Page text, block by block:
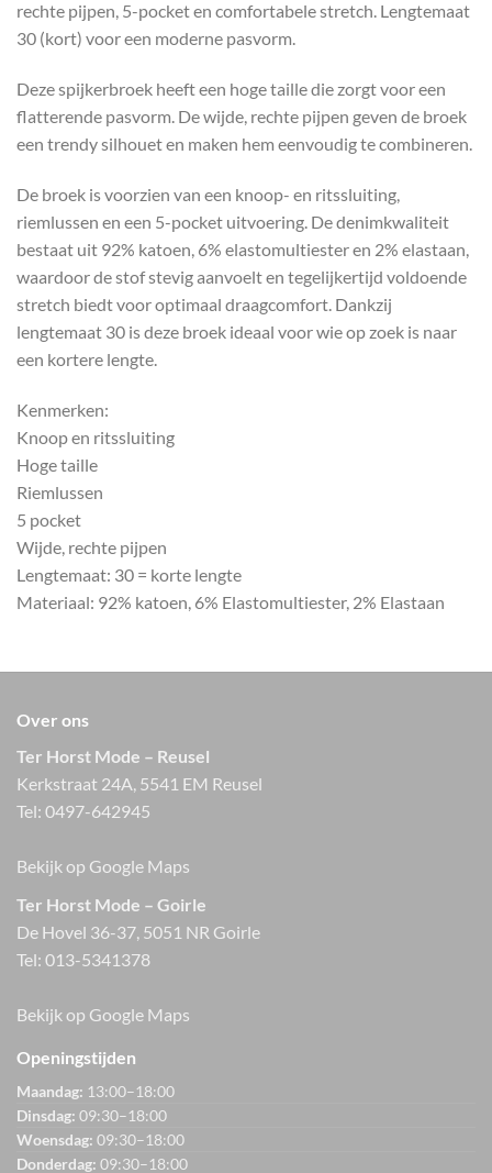
rechte pijpen, 5-pocket en comfortabele stretch. Lengtemaat
30 (kort) voor een moderne pasvorm.
Deze spijkerbroek heeft een hoge taille die zorgt voor een
flatterende pasvorm. De wijde, rechte pijpen geven de broek
een trendy silhouet en maken hem eenvoudig te combineren.
De broek is voorzien van een knoop- en ritssluiting,
riemlussen en een 5-pocket uitvoering. De denimkwaliteit
bestaat uit 92% katoen, 6% elastomultiester en 2% elastaan,
waardoor de stof stevig aanvoelt en tegelijkertijd voldoende
stretch biedt voor optimaal draagcomfort. Dankzij
lengtemaat 30 is deze broek ideaal voor wie op zoek is naar
een kortere lengte.
Kenmerken:
Knoop en ritssluiting
Hoge taille
Riemlussen
5 pocket
Wijde, rechte pijpen
Lengtemaat: 30 = korte lengte
Materiaal: 92% katoen, 6% Elastomultiester, 2% Elastaan
Over ons
Ter Horst Mode – Reusel
Kerkstraat 24A, 5541 EM Reusel
Tel: 0497-642945
Bekijk op Google Maps
Ter Horst Mode – Goirle
De Hovel 36-37, 5051 NR Goirle
Tel: 013-5341378
Bekijk op Google Maps
Openingstijden
Maandag: 13:00–18:00
Dinsdag: 09:30–18:00
Woensdag: 09:30–18:00
Donderdag: 09:30–18:00